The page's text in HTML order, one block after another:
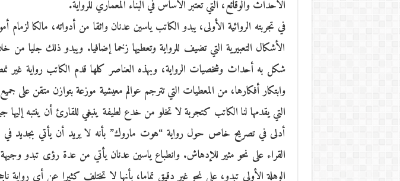
الأحداث والوقائع، التي تعتبر الأساس في البناء المعماري للرواية.
في تجربته الروائية الأولى، يبدو الكاتب ياسين عدنان واثقا من أدواته، مالكا لزمام
الأشكال التعبيرية التي تضيف للرواية وتعطيها زخما إضافيا. ويبدو ذلك جليا من
شكل به أحداث وشخصيات الرواية، وبهذه العناصر كلها قدم الكاتب رواية غير
وابتكار أفكارها، من المعطيات التي تترجم عوالم معيشية موزعة بتوازن متقن على جميع
التي يقدمها لنا الكاتب كتجربة لا تخلو من خدع لطيفة ينبغي للقارئ أن ينتبه إليها
أدلى في تصريح خاص حول رواية “هوت ماروك” بأنه لا يريد أن يأتي بجديد في
القراء على نحو مثير للإدهاش. وانطباع ياسين عدنان يأتي من عدة رؤى تبدو
الوهلة الأولى تبدو، على نحو غير دقيق تماما، بأنها لا تختلف كثيرا عن أي رواية